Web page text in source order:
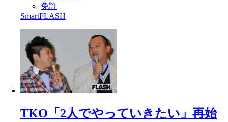
免許
SmartFLASH
TKO「2人でやっていきたい」再始